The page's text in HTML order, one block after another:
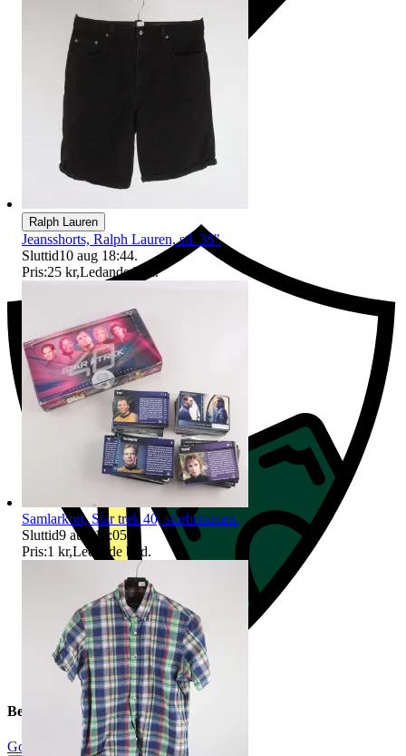
Beskrivning
Gott använt skick
Ralph Lauren
Jeansshorts, Ralph Lauren, stl. 36"
Sluttid10 aug 18:44.
Pris:25 kr,Ledande bud.
Samlarkort, Star trek 40, storbritanien.
Sluttid9 aug 19:05.
Pris:1 kr,Ledande bud.